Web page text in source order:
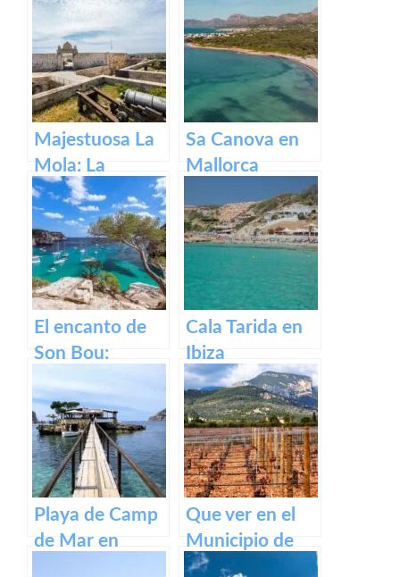
Majestuosa La
Mola: La
Fortaleza de
Menorca
Sa Canova en
Mallorca
El encanto de
Son Bou:
belleza de
Menorca
Cala Tarida en
Ibiza
Playa de Camp
de Mar en
Que ver en el
Municipio de
Binissalem en